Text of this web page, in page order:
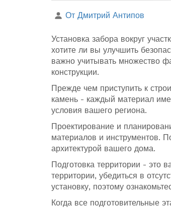
От Дмитрий Антипов
Установка забора вокруг
хотите ли вы улучшить
важно учитывать множество
конструкции.
Прежде чем приступить к
камень - каждый материал
условия вашего региона.
Проектирование и
материалов и инструментов.
архитектурой вашего дома.
Подготовка территории - это
территории, убедиться в
установку, поэтому
Когда все подготовительные